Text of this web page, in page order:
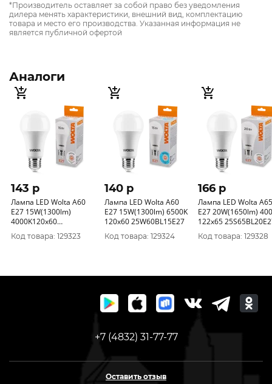
*Производитель оставляет за собой право без уведомления
дилера менять характеристики, внешний вид, комплектацию
товара и место его производства. Указанная информация не
является публичной офертой
Аналоги
143 p
Лампа LED Wolta A60
E27 15W(1300lm)
4000K120x60
25S60BL15E27
Код товара: 129323
140 p
Лампа LED Wolta A60
E27 15W(1300lm) 6500K
120x60 25W60BL15E27
Код товара: 129324
166 p
Лампа LED Wolta A65
E27 20W(1650lm)
122x65
Код товара: 129328
+7 (4832) 31-77-77
Оставить отзыв